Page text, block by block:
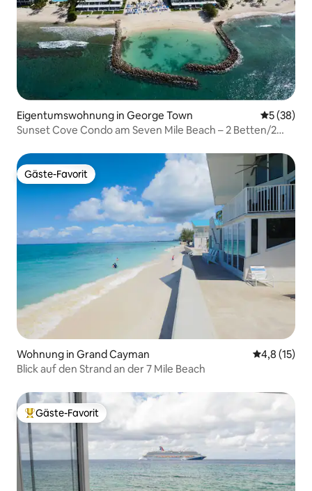
Eigentumswohnung in George Town
5 (38)
Sunset Cove Condo am Seven Mile Beach – 2 Betten/2
Gäste-Favorit
Gäste-Favorit
Wohnung in Grand Cayman
4,8 (15)
Blick auf den Strand an der 7 Mile Beach
Beliebter Gäste-Favorit.
Gäste-Favorit